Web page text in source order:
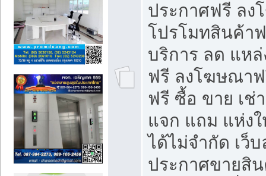
ประกาศฟรี ล
โปรโมทสินค้า
บริการ ลด แห
ฟรี ลงโฆษณา
ฟรี ซื้อ ขาย เช่
แจก แถม แห่ง
ได้ไม่จำกัด เว็
ประกาศขายสิ